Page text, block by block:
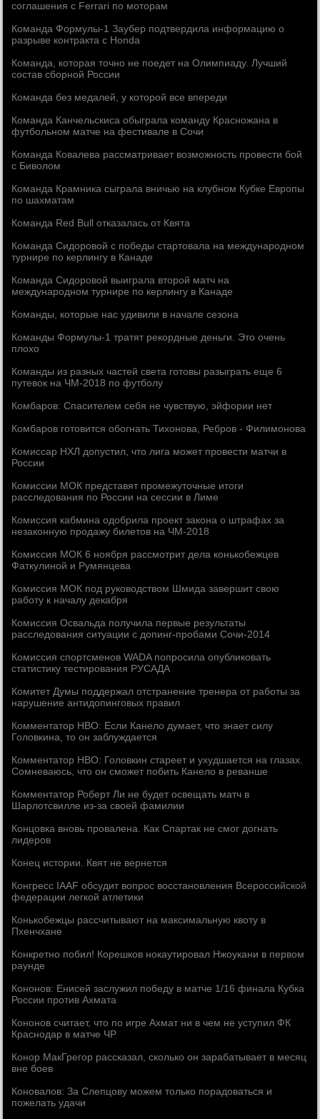
соглашения с Ferrari по моторам
Команда Формулы-1 Заубер подтвердила информацию о
разрыве контракта с Honda
Команда, которая точно не поедет на Олимпиаду. Лучший
состав сборной России
Команда без медалей, у которой все впереди
Команда Канчельскиса обыграла команду Красножана в
футбольном матче на фестивале в Сочи
Команда Ковалева рассматривает возможность провести бой
с Биволом
Команда Крамника сыграла вничью на клубном Кубке Европы
по шахматам
Команда Red Bull отказалась от Квята
Команда Сидоровой с победы стартовала на международном
турнире по керлингу в Канаде
Команда Сидоровой выиграла второй матч на
международном турнире по керлингу в Канаде
Команды, которые нас удивили в начале сезона
Команды Формулы-1 тратят рекордные деньги. Это очень
плохо
Команды из разных частей света готовы разыграть еще 6
путевок на ЧМ-2018 по футболу
Комбаров: Спасителем себя не чувствую, эйфории нет
Комбаров готовится обогнать Тихонова, Ребров - Филимонова
Комиссар НХЛ допустил, что лига может провести матчи в
России
Комиссии МОК представят промежуточные итоги
расследования по России на сессии в Лиме
Комиссия кабмина одобрила проект закона о штрафах за
незаконную продажу билетов на ЧМ-2018
Комиссия МОК 6 ноября рассмотрит дела конькобежцев
Фаткулиной и Румянцева
Комиссия МОК под руководством Шмида завершит свою
работу к началу декабря
Комиссия Освальда получила первые результаты
расследования ситуации с допинг-пробами Сочи-2014
Комиссия спортсменов WADA попросила опубликовать
статистику тестирования РУСАДА
Комитет Думы поддержал отстранение тренера от работы за
нарушение антидопинговых правил
Комментатор HBO: Если Канело думает, что знает силу
Головкина, то он заблуждается
Комментатор HBO: Головкин стареет и ухудшается на глазах.
Сомневаюсь, что он сможет побить Канело в реванше
Комментатор Роберт Ли не будет освещать матч в
Шарлотсвилле из-за своей фамилии
Концовка вновь провалена. Как Спартак не смог догнать
лидеров
Конец истории. Квят не вернется
Конгресс IAAF обсудит вопрос восстановления Всероссийской
федерации легкой атлетики
Конькобежцы рассчитывают на максимальную квоту в
Пхенчхане
Конкретно побил! Корешков нокаутировал Нжоукани в первом
раунде
Кононов: Енисей заслужил победу в матче 1/16 финала Кубка
России против Ахмата
Кононов считает, что по игре Ахмат ни в чем не уступил ФК
Краснодар в матче ЧР
Конор МакГрегор рассказал, сколько он зарабатывает в месяц
вне боев
Коновалов: За Слепцову можем только порадоваться и
пожелать удачи